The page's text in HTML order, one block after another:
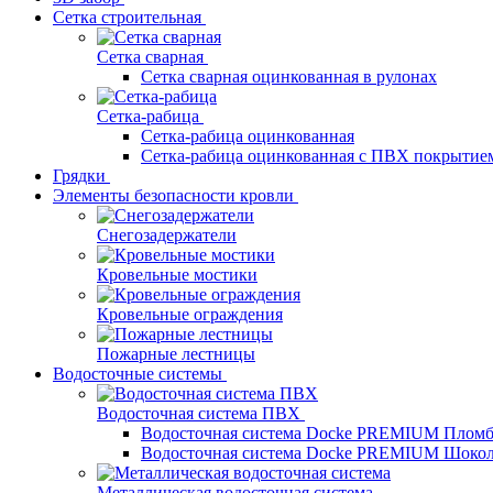
Сетка строительная
Сетка сварная
Сетка сварная оцинкованная в рулонах
Сетка-рабица
Сетка-рабица оцинкованная
Сетка-рабица оцинкованная с ПВХ
Грядки
Элементы безопасности кровли
Снегозадержатели
Кровельные мостики
Кровельные ограждения
Пожарные лестницы
Водосточные системы
Водосточная система ПВХ
Водосточная система Docke PREMIUM
Водосточная система Docke PREMIUM